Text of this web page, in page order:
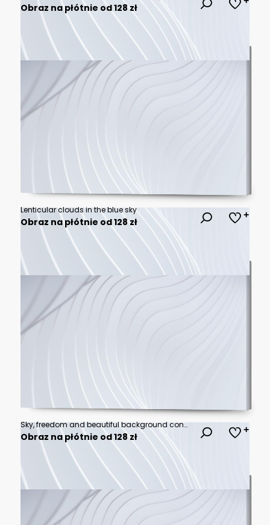
Obraz na płótnie od 128 zł
Lenticular clouds in the blue sky
Obraz na płótnie od 128 zł
Sky, freedom and beautiful background concept.
Obraz na płótnie od 128 zł